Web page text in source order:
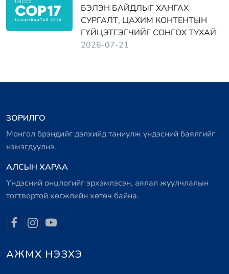
БЭЛЭН БАЙДЛЫГ ХАНГАХ
СУРГАЛТ, ЦАХИМ КОНТЕНТЫН
ГҮЙЦЭТГЭГЧИЙГ СОНГОХ ТУХАЙ
2026-07-21
ЗОРИЛГО
Монгол брэндийг дэлхийд таниулж үндэсний баялгийг
нэмэгдүүлнэ.
АЛСЫН ХАРАА
Үндэсний онцлогийг эрхэмлэсэн, аялал жуулчлалын
тогтвортой хөгжлийн хөтөч байна.
АЖМХ НЭЗХЭ